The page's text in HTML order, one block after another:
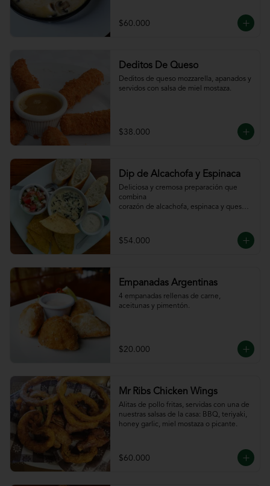
$60.000
Deditos De Queso
Deditos de queso mozzarella, apanados y
servidos con salsa de miel mostaza.
$38.000
Dip de Alcachofa y Espinaca
Deliciosa y cremosa preparación que
combina
corazón de alcachofa, espinaca y queso,
pan
de la casa
$54.000
Empanadas Argentinas
4 empanadas rellenas de carne,
aceitunas y pimentón.
$20.000
Mr Ribs Chicken Wings
Alitas de pollo fritas, servidas con una de
nuestras salsas de la casa: BBQ, teriyaki,
honey garlic, miel mostaza o picante.
$60.000